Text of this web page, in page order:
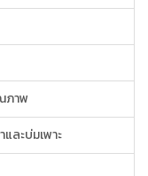
ภาพ
ละบ่มเพาะ